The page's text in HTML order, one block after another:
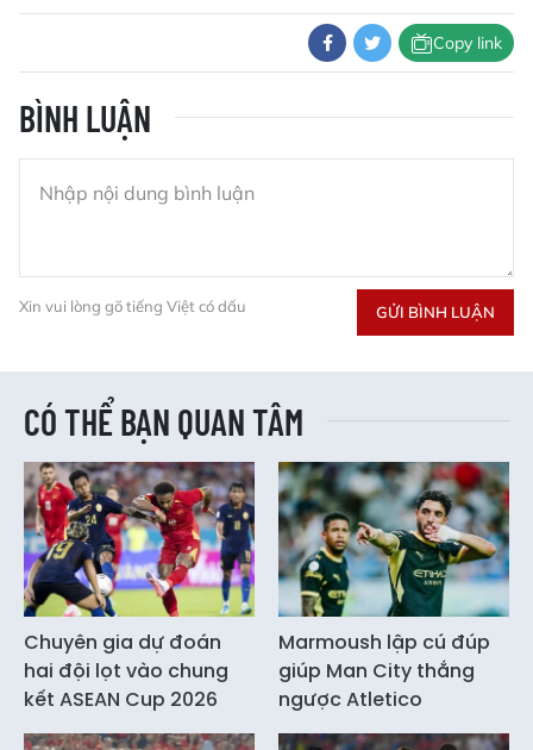
Copy link
BÌNH LUẬN
Xin vui lòng gõ tiếng Việt có dấu GỬI BÌNH LUẬN
CÓ THỂ BẠN QUAN TÂM
Chuyên gia dự đoán
hai đội lọt vào chung
kết ASEAN Cup 2026
Marmoush lập cú đúp
giúp Man City thắng
ngược Atletico